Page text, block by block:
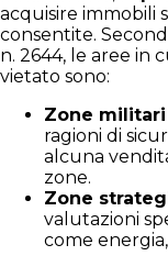
acquisire immobili
consentite.
n. 2644, le aree in
vietato sono:
Zone
ragioni di
alcuna
zone.
Zone
valutazioni
come